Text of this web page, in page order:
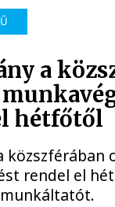
a
hétfőtől
közszférában
rendel el